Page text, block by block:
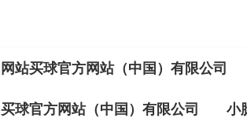
网站买球官方网站（中国）有限公司
买球官方网站（中国）有限公司 小